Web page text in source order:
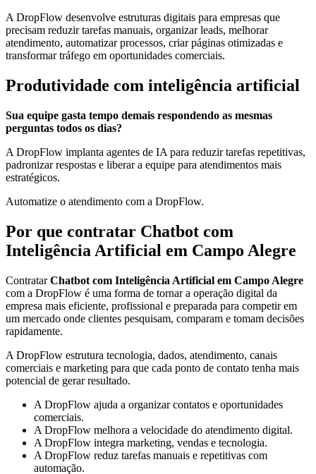
A DropFlow desenvolve estruturas digitais para empresas que
precisam reduzir tarefas manuais, organizar leads, melhorar
atendimento, automatizar processos, criar páginas otimizadas e
transformar tráfego em oportunidades comerciais.
Produtividade com inteligência artificial
Sua equipe gasta tempo demais respondendo as mesmas
perguntas todos os dias?
A DropFlow implanta agentes de IA para reduzir tarefas repetitivas,
padronizar respostas e liberar a equipe para atendimentos mais
estratégicos.
Automatize o atendimento com a DropFlow.
Por que contratar Chatbot com
Inteligência Artificial em Campo Alegre
ContratarChatbot com Inteligência Artificial em Campo Alegre
com a DropFlow é uma forma de tornar a operação digital da
empresa mais eficiente, profissional e preparada para competir em
um mercado onde clientes pesquisam, comparam e tomam decisões
rapidamente.
A DropFlow estrutura tecnologia, dados, atendimento, canais
comerciais e marketing para que cada ponto de contato tenha mais
potencial de gerar resultado.
A DropFlow ajuda a organizar contatos e oportunidades
comerciais.
A DropFlow melhora a velocidade do atendimento digital.
A DropFlow integra marketing, vendas e tecnologia.
A DropFlow reduz tarefas manuais e repetitivas com
automação.